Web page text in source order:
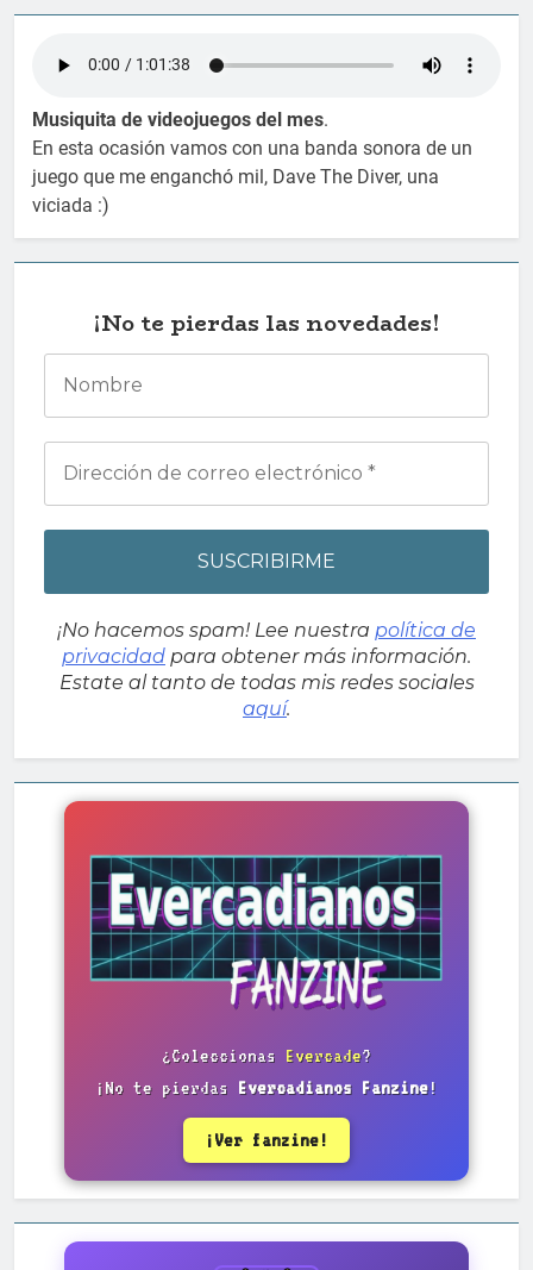
Musiquita de videojuegos del mes.
En esta ocasión vamos con una banda sonora de un
juego que me enganchó mil, Dave The Diver, una
viciada :)
¡No te pierdas las novedades!
¡No hacemos spam! Lee nuestra política de
privacidad para obtener más información.
Estate al tanto de todas mis redes sociales
aquí.
¿Coleccionas Evercade?
¡No te pierdas Evercadianos Fanzine!
¡Ver fanzine!